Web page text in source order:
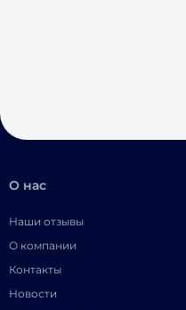
О нас
Наши отзывы
О компании
Контакты
Новости